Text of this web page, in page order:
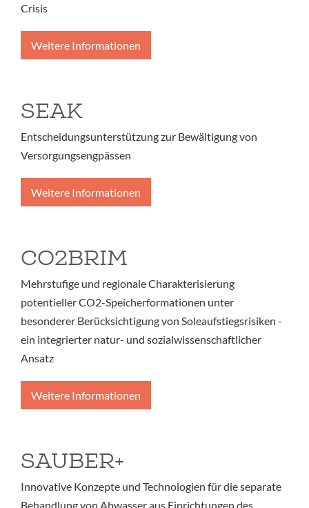
Crisis
Weitere Informationen
SEAK
Entscheidungsunterstützung zur Bewältigung von
Versorgungsengpässen
Weitere Informationen
CO2BRIM
Mehrstufige und regionale Charakterisierung
potentieller CO2-Speicherformationen unter
besonderer Berücksichtigung von Soleaufstiegsrisiken -
ein integrierter natur- und sozialwissenschaftlicher
Ansatz
Weitere Informationen
SAUBER+
Innovative Konzepte und Technologien für die separate
Behandlung von Abwasser aus Einrichtungen des